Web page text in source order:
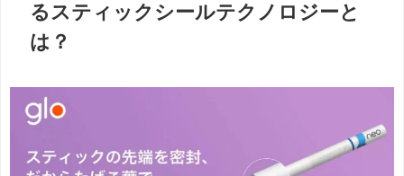
るスティックシールテクノロジーと
は？